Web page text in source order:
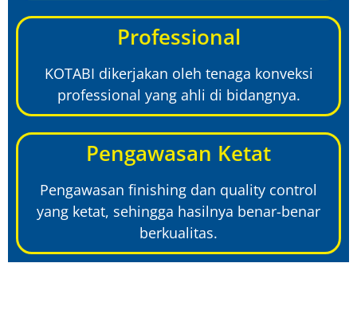
Professional
KOTABI dikerjakan oleh tenaga konveksi
professional yang ahli di bidangnya.
Pengawasan Ketat
Pengawasan finishing dan quality control
yang ketat, sehingga hasilnya benar-benar
berkualitas.